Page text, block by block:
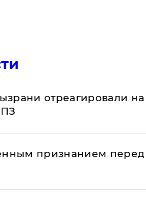
отреагировали на
признанием